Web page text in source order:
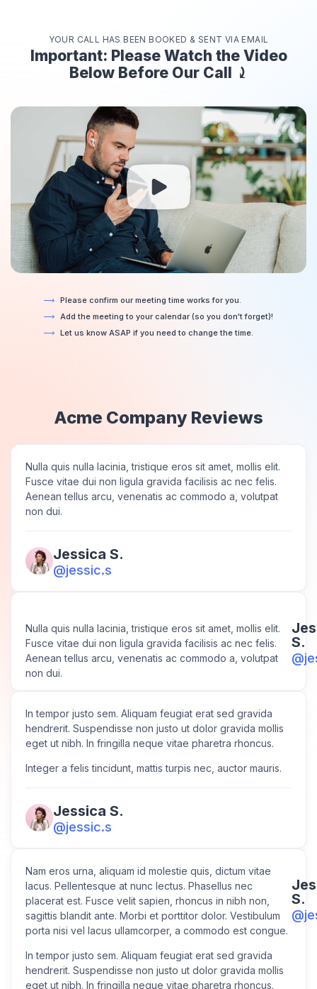
YOUR CALL HAS BEEN BOOKED & SENT VIA EMAIL
Important: Please Watch the Video
Below Before Our Call ⤸
Please confirm our meeting time works for you.​
Add the meeting to your calendar (so you don't forget)!​
Let us know ASAP if you need to change the time.​
Acme Company Reviews
Nulla quis nulla lacinia, tristique eros sit amet, mollis elit.
Fusce vitae dui non ligula gravida facilisis ac nec felis.
Aenean tellus arcu, venenatis ac commodo a, volutpat
non dui.
Jessica S.
@jessic.s
Nulla quis nulla lacinia, tristique eros sit amet, mollis elit.
Fusce vitae dui non ligula gravida facilisis ac nec felis.
Aenean tellus arcu, venenatis ac commodo a, volutpat
non dui.
S.
In tempor justo sem. Aliquam feugiat erat sed gravida
hendrerit. Suspendisse non justo ut dolor gravida mollis
eget ut nibh. In fringilla neque vitae pharetra rhoncus.
Integer a felis tincidunt, mattis turpis nec, auctor mauris.
Jessica S.
@jessic.s
Nam eros urna, aliquam id molestie quis, dictum vitae
lacus. Pellentesque at nunc lectus. Phasellus nec
placerat est. Fusce velit sapien, rhoncus in nibh non,
sagittis blandit ante. Morbi et porttitor dolor. Vestibulum
porta nisi vel lacus ullamcorper, a commodo est congue.
In tempor justo sem. Aliquam feugiat erat sed gravida
hendrerit. Suspendisse non justo ut dolor gravida mollis
eget ut nibh. In fringilla neque vitae pharetra rhoncus.
S.